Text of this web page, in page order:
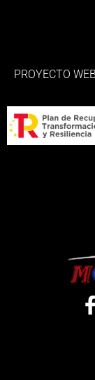
PROYECTO